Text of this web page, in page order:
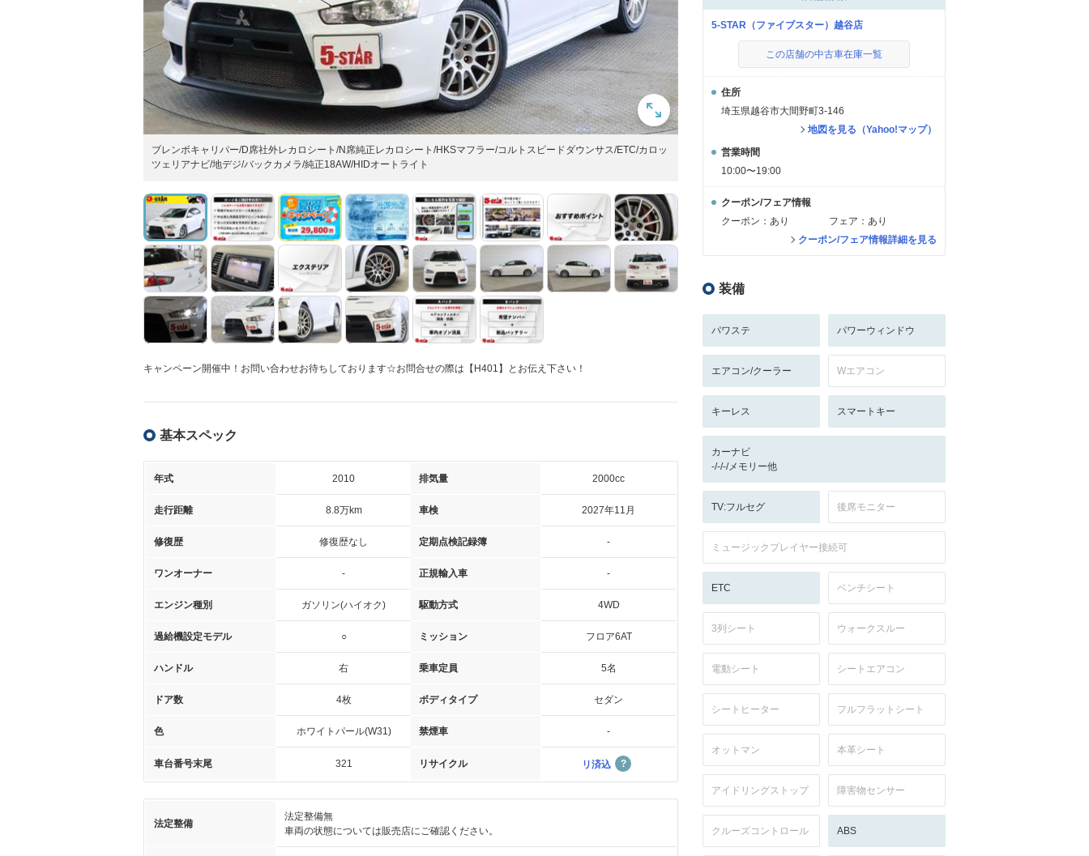
ブレンボキャリパー/D席社外レカロシート/N席純正レカロシート/HKSマフラー/コルトスピードダウンサス/ETC/カロッ
ツェリアナビ/地デジ/バックカメラ/純正18AW/HIDオートライト
キャンペーン開催中！お問い合わせお待ちしております☆お問合せの際は【H401】とお伝え下さい！
基本スペック
年式 2010 排気量 2000cc
走行距離 8.8万km 車検 2027年11月
修復歴 修復歴なし 定期点検記録簿 -
ワンオーナー - 正規輸入車 -
エンジン種別 ガソリン(ハイオク) 駆動方式 4WD
過給機設定モデル ○ ミッション フロア6AT
ハンドル 右 乗車定員 5名
ドア数 4枚 ボディタイプ セダン
色 ホワイトパール(W31) 禁煙車 -
車台番号末尾 321 リサイクル リ済込
法定整備
法定整備無
車両の状態については販売店にご確認ください。
5-STAR（ファイブスター）越谷店
この店舗の中古車在庫一覧
住所
埼玉県越谷市大間野町3-146
地図を見る（Yahoo!マップ）
営業時間
10:00〜19:00
クーポン/フェア情報
クーポン：あり
フェア：あり
クーポン/フェア情報詳細を見る
装備
パワステ パワーウィンドウ
エアコン/クーラー Wエアコン
キーレス スマートキー
カーナビ
-/-/-/メモリー他
TV:フルセグ 後席モニター
ミュージックプレイヤー接続可
ETC ベンチシート
3列シート ウォークスルー
電動シート シートエアコン
シートヒーター フルフラットシート
オットマン 本革シート
アイドリングストップ 障害物センサー
クルーズコントロール ABS